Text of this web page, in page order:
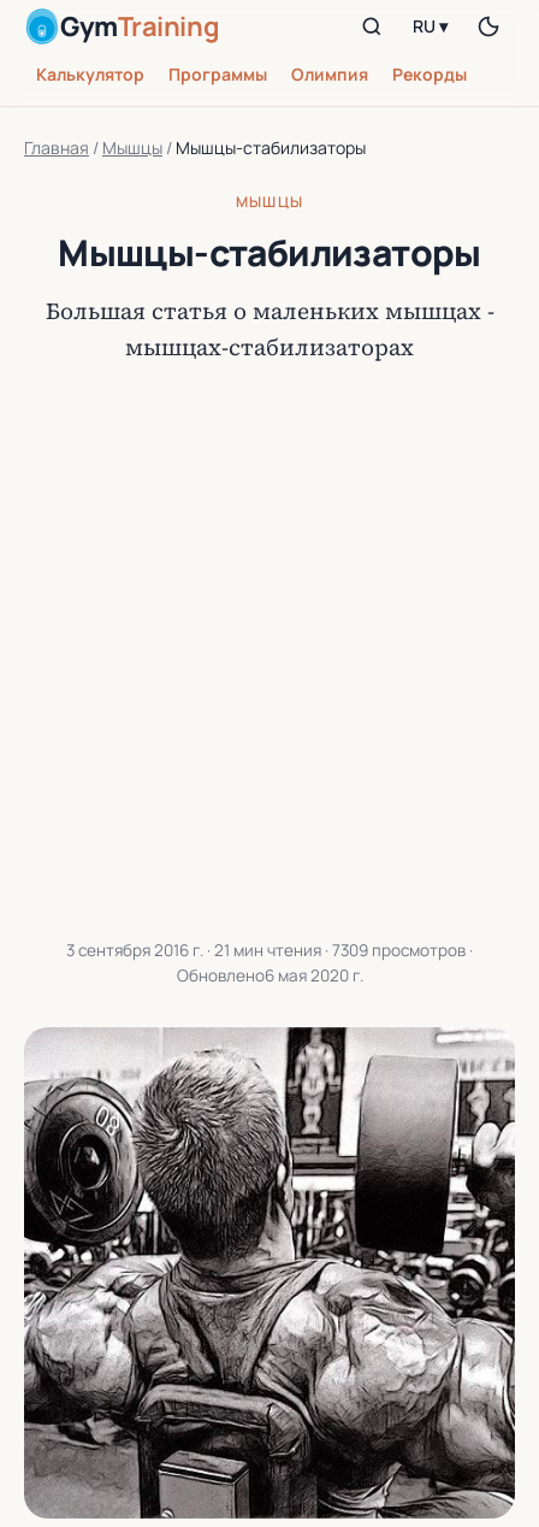
GymTraining
Калькулятор Программы Олимпия Рекорды
RU ▾
Главная / Мышцы / Мышцы-стабилизаторы
МЫШЦЫ
Мышцы-стабилизаторы
Большая статья о маленьких мышцах -
мышцах-стабилизаторах
3 сентября 2016 г. · 21 мин чтения · 7309 просмотров ·
Обновлено6 мая 2020 г.